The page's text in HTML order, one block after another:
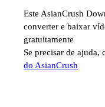
Este AsianCrush
converter e baixar
gratuitamente
Se precisar de ajuda,
do AsianCrush